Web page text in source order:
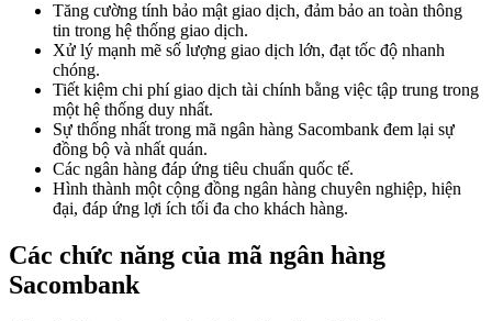
Tăng cường tính bảo mật giao dịch, đảm bảo an toàn thông
tin trong hệ thống giao dịch.
Xử lý mạnh mẽ số lượng giao dịch lớn, đạt tốc độ nhanh
chóng.
Tiết kiệm chi phí giao dịch tài chính bằng việc tập trung trong
một hệ thống duy nhất.
Sự thống nhất trong mã ngân hàng Sacombank đem lại sự
đồng bộ và nhất quán.
Các ngân hàng đáp ứng tiêu chuẩn quốc tế.
Hình thành một cộng đồng ngân hàng chuyên nghiệp, hiện
đại, đáp ứng lợi ích tối đa cho khách hàng.
Các chức năng của mã ngân hàng
Sacombank